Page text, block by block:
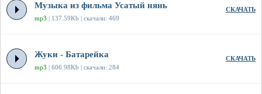
Музыка из фильма Усатый нянь
mp3 | 137.59Kb | скачали: 469
СКАЧАТЬ
Жуки - Батарейка
mp3 | 606.98Kb | скачали: 284
СКАЧАТЬ